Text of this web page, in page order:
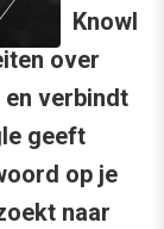
Knowl
over
en verbindt
geeft
op je
naar